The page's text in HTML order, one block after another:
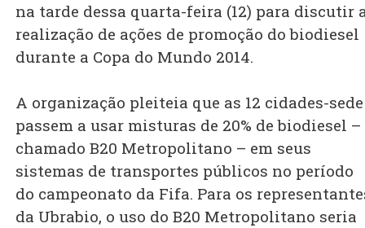
na tarde dessa quarta-feira (12) para discutir
realização de ações de promoção do biodiesel
durante a Copa do Mundo 2014.
A organização pleiteia que as 12 cidades-sede
passem a usar misturas de 20% de biodiesel –
chamado B20 Metropolitano – em seus
sistemas de transportes públicos no período
do campeonato da Fifa. Para os
da Ubrabio, o uso do B20 Metropolitano seria